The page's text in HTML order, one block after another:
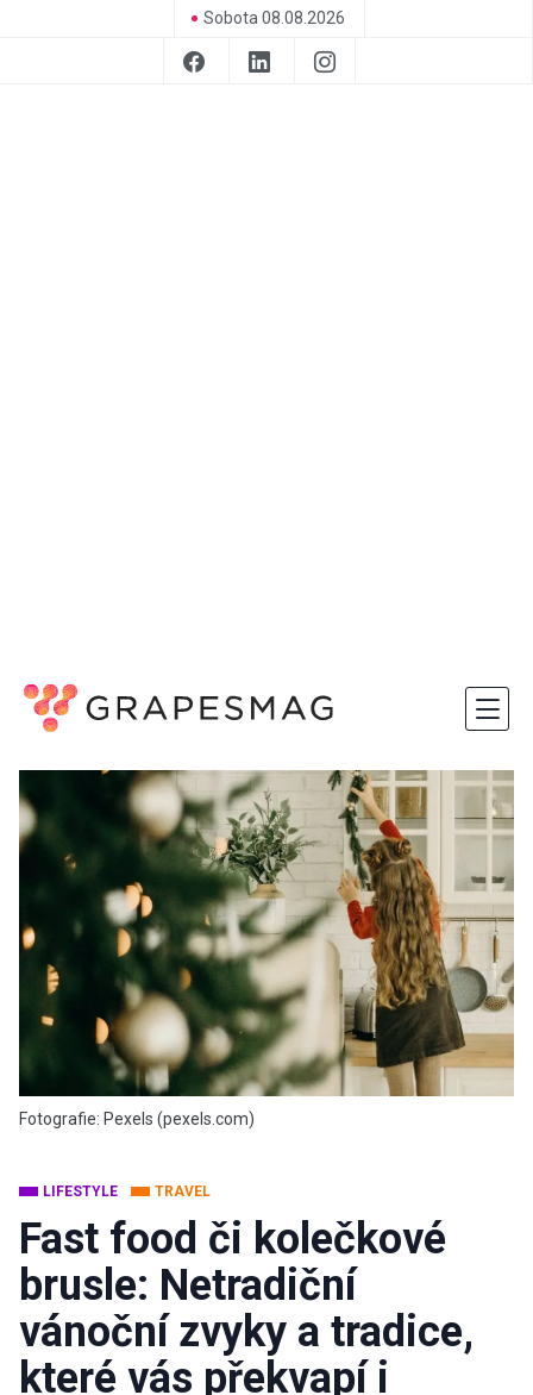
Sobota 08.08.2026
Fotografie: Pexels (pexels.com)
LIFESTYLE TRAVEL
Fast food či kolečkové
brusle: Netradiční
vánoční zvyky a tradice,
které vás překvapí i